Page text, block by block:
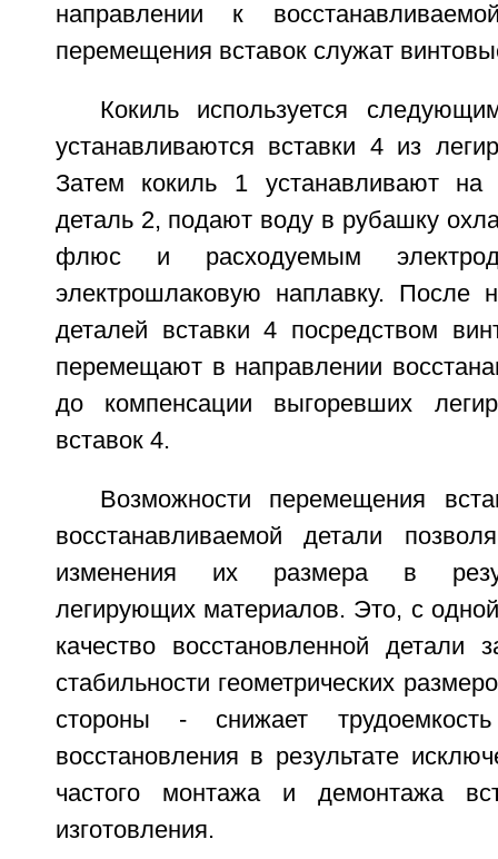
направлении к
перемещения вставок служат
Кокиль используется
устанавливаются вставки 4 из
Затем кокиль 1 устанавливают на
деталь 2, подают воду в рубашку
флюс и расходуемым
электрошлаковую наплавку. После
деталей вставки 4 посредством
перемещают в направлении
до компенсации выгоревших
вставок 4.
Возможности перемещения
восстанавливаемой детали
изменения их размера в
легирующих материалов. Это, с
качество восстановленной детали
стабильности геометрических
стороны - снижает
восстановления в результате
частого монтажа и демонтажа
изготовления.